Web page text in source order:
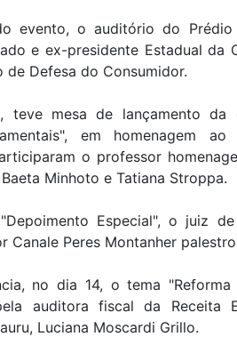
evento, o auditório do
e ex-presidente Estadual da
Defesa do Consumidor.
teve mesa de lançamento da
em homenagem
o professor
Minhoto e Tatiana Stroppa.
Especial", o juiz
Canale Peres Montanher
no dia 14, o tema
auditora fiscal da Receita
Luciana Moscardi Grillo.